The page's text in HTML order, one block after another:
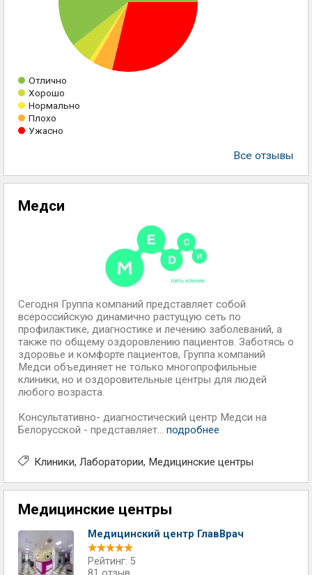
Отлично
Хорошо
Нормально
Плохо
Ужасно
Все отзывы
Медси
Сегодня Группа компаний представляет собой
всероссийскую динамично растущую сеть по
профилактике, диагностике и лечению заболеваний, а
также по общему оздоровлению пациентов. Заботясь о
здоровье и комфорте пациентов, Группа компаний
Медси объединяет не только многопрофильные
клиники, но и оздоровительные центры для людей
любого возраста.
Консультативно- диагностический центр Медси на
Белорусской - представляет... подробнее
Клиники Лаборатории Медицинские центры
Медицинские центры
Медицинский центр ГлавВрач
Рейтинг: 5